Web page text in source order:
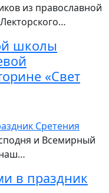
из православной
школы
«Свет
и Всемирный
в праздник